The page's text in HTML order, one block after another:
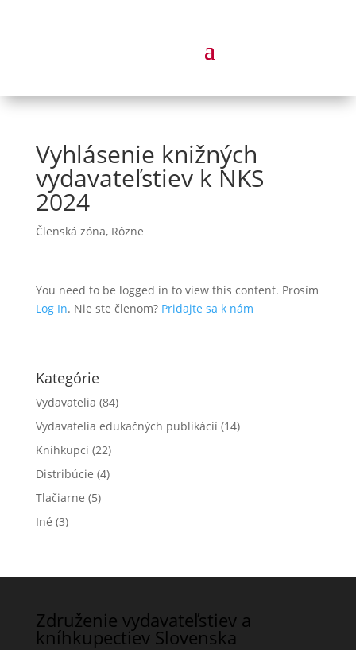
Vyhlásenie knižných
vydavateľstiev k NKS
2024
Členská zóna, Rôzne
You need to be logged in to view this content. Prosím
Log In. Nie ste členom? Pridajte sa k nám
Kategórie
Vydavatelia (84)
Vydavatelia edukačných publikácií(14)
Kníhkupci (22)
Distribúcie (4)
Tlačiarne (5)
Iné (3)
Združenie vydavateľstiev a
kníhkupectiev Slovenska